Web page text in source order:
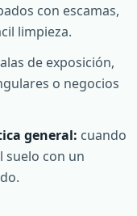
con escamas,
limpieza.
de exposición,
o negocios
general: cuando
suelo con un